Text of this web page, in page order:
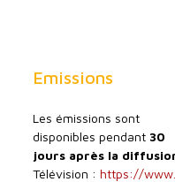
Emissions
Les émissions sont
disponibles pendant 30
jours après la
Télévision :https://